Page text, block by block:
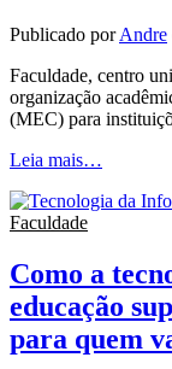
Publicado porAndre
Faculdade, centro
organização
(MEC) para
Leia mais…
Faculdade
Como a
educação
para quem